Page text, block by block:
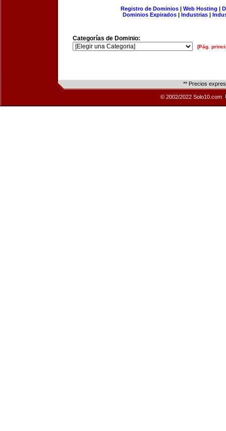
Registro de Dominios| Web Hosting |
Dominios Expirados | Industrias |
Categorías de Dominio:
[Pág.
** Precios
© 2002/2022 Solo10.com